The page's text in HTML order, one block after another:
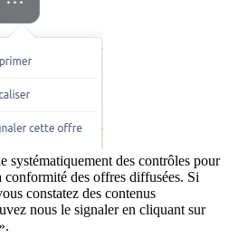
systématiquement des contrôles pour
des offres diffusées. Si
constatez des contenus
nous le signaler en cliquant sur